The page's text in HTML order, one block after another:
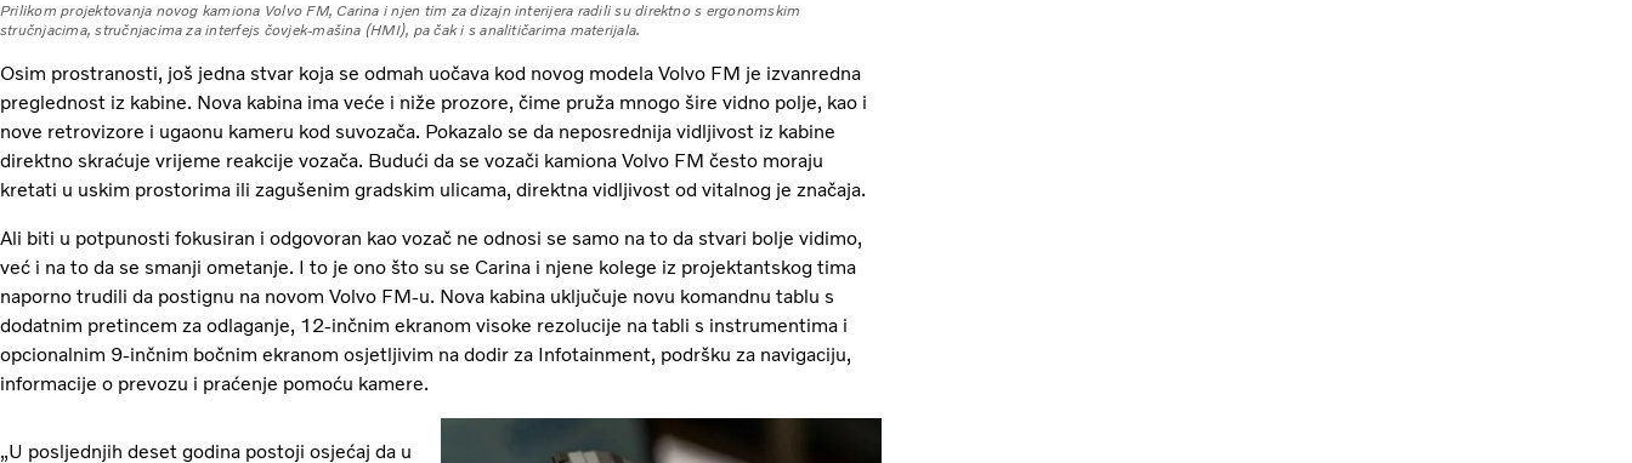
Prilikom projektovanja novog kamiona Volvo FM, Carina i njen tim za dizajn interijera radili su direktno s ergonomskim
stručnjacima, stručnjacima za interfejs čovjek-mašina (HMI), pa čak i s analitičarima materijala.
Osim prostranosti, još jedna stvar koja se odmah uočava kod novog modela Volvo FM je izvanredna
preglednost iz kabine. Nova kabina ima veće i niže prozore, čime pruža mnogo šire vidno polje, kao i
nove retrovizore i ugaonu kameru kod suvozača. Pokazalo se da neposrednija vidljivost iz kabine
direktno skraćuje vrijeme reakcije vozača. Budući da se vozači kamiona Volvo FM često moraju
kretati u uskim prostorima ili zagušenim gradskim ulicama, direktna vidljivost od vitalnog je značaja.
Ali biti u potpunosti fokusiran i odgovoran kao vozač ne odnosi se samo na to da stvari bolje vidimo,
već i na to da se smanji ometanje. I to je ono što su se Carina i njene kolege iz projektantskog tima
naporno trudili da postignu na novom Volvo FM-u. Nova kabina uključuje novu komandnu tablu s
dodatnim pretincem za odlaganje, 12-inčnim ekranom visoke rezolucije na tabli s instrumentima i
opcionalnim 9-inčnim bočnim ekranom osjetljivim na dodir za Infotainment, podršku za navigaciju,
informacije o prevozu i praćenje pomoću kamere.
„U posljednjih deset godina postoji osjećaj da u